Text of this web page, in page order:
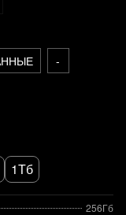
-
1Тб
256Гб